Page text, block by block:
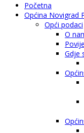
Početna
Općina Novigrad
Opći podaci
O
Gdje